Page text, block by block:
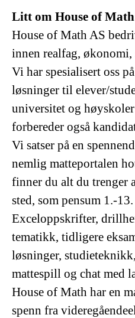
Litt om House of
House of Math AS
innen realfag, økonomi,
Vi har spesialisert oss
løsninger til elever/
universitet og
forbereder også
Vi satser på en
nemlig matteportalen
finner du alt du trenger
sted, som pensum 1.-
Exceloppskrifter,
tematikk, tidligere
løsninger,
mattespill og chat med
House of Math har en
spenn fra